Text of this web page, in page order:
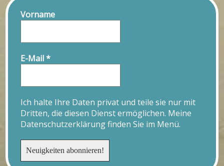
Vorname
E-Mail*
Ich halte Ihre Daten privat und teile sie nur mit
Dritten, die diesen Dienst ermöglichen. Meine
Datenschutzerklärung finden Sie im Menü.